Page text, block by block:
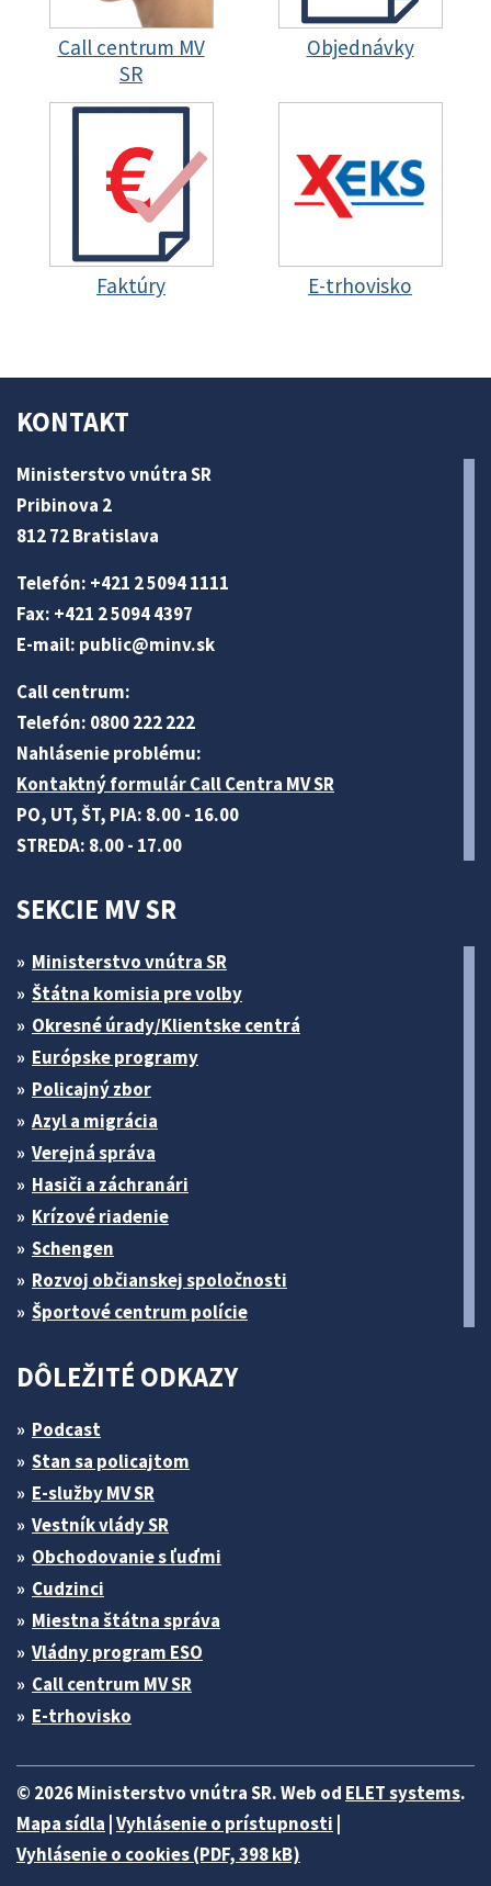
Call centrum MV
SR
Objednávky
Faktúry E-trhovisko
KONTAKT
Ministerstvo vnútra SR
Pribinova 2
812 72 Bratislava
Telefón: +421 2 5094 1111
Fax: +421 2 5094 4397
E-mail: public@minv.sk
Call centrum:
Telefón: 0800 222 222
Nahlásenie problému:
Kontaktný formulár Call Centra MV SR
PO, UT, ŠT, PIA: 8.00 - 16.00
STREDA: 8.00 - 17.00
SEKCIE MV SR
Ministerstvo vnútra SR
Štátna komisia pre volby
Okresné úrady/Klientske centrá
Európske programy
Policajný zbor
Azyl a migrácia
Verejná správa
Hasiči a záchranári
Krízové riadenie
Schengen
Rozvoj občianskej spoločnosti
Športové centrum polície
DÔLEŽITÉ ODKAZY
Podcast
Stan sa policajtom
E-služby MV SR
Vestník vlády SR
Obchodovanie s ľuďmi
Cudzinci
Miestna štátna správa
Vládny program ESO
Call centrum MV SR
E-trhovisko
© 2026 Ministerstvo vnútra SR. Web od ELET systems.
Mapa sídla Vyhlásenie o prístupnosti
Vyhlásenie o cookies (PDF, 398 kB)